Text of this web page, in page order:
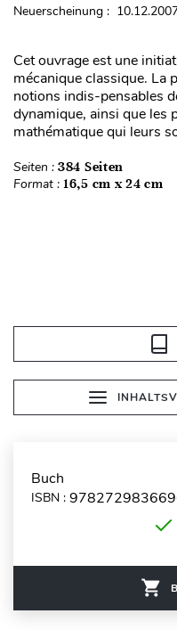
Neuerscheinung :
Cet ouvrage est une
mécanique classique. La
notions indis-pensables
dynamique, ainsi que les
mathématique qui leurs
Seiten : 384 Seiten
Format : 16,5 cm x 24 cm
Buch
ISBN :